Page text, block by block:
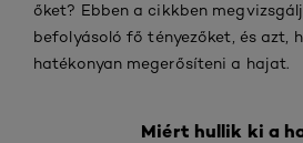
őket? Ebben a cikkben
befolyásoló fő tényezőket, és azt,
hatékonyan megerősíteni a hajat.
Miért hullik ki a